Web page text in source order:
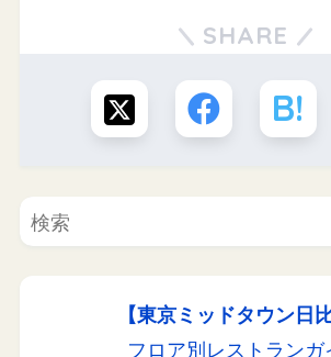
SHARE
【東京ミッドタウン日
フロア別レストランガ